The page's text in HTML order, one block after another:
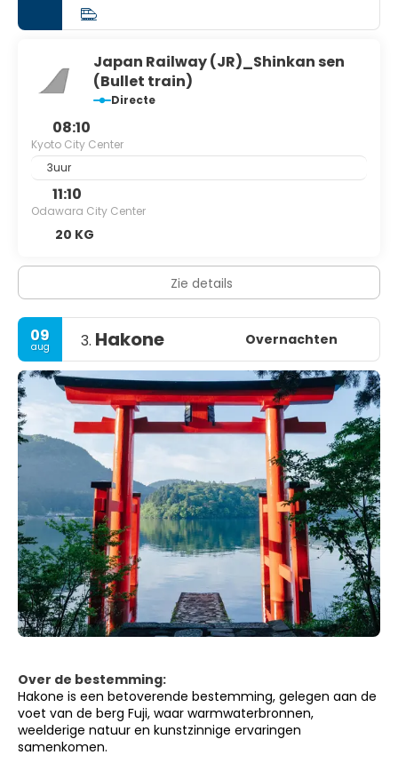
Japan Railway (JR)_Shinkan sen
(Bullet train)
Directe
08:10
Kyoto City Center
3uur
11:10
Odawara City Center
20 KG
Zie details
09
aug 3. Hakone Overnachten
Over de bestemming:
Hakone is een betoverende bestemming, gelegen aan de
voet van de berg Fuji, waar warmwaterbronnen,
weelderige natuur en kunstzinnige ervaringen
samenkomen.